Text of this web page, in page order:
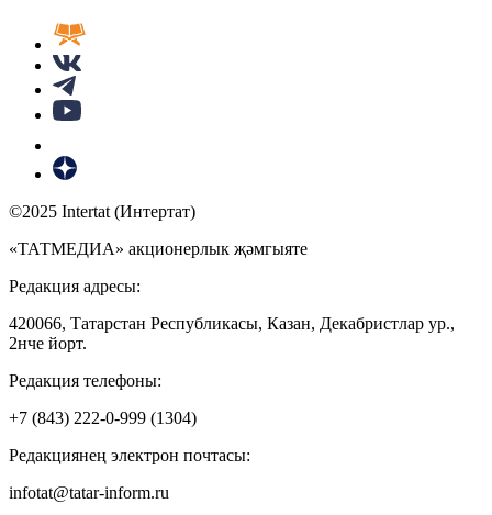
©2025 Intertat (Интертат)
«ТАТМЕДИА» акционерлык җәмгыяте
Редакция адресы:
420066, Татарстан Республикасы, Казан, Декабристлар ур.,
2нче йорт.
Редакция телефоны:
+7 (843) 222-0-999 (1304)
Редакциянең электрон почтасы:
infotat@tatar-inform.ru